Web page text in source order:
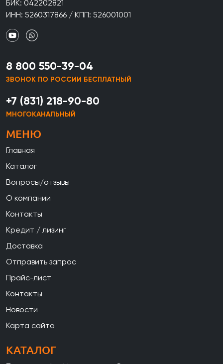
БИК: 042202821
ИНН: 5260317866 / КПП: 526001001
8 800 550-39-04
ЗВОНОК ПО РОССИИ БЕСПЛАТНЫЙ
+7 (831) 218-90-80
МНОГОКАНАЛЬНЫЙ
МЕНЮ
Главная
Каталог
Вопросы/отзывы
О компании
Контакты
Кредит / лизинг
Доставка
Отправить запрос
Прайс-лист
Контакты
Новости
Карта сайта
КАТАЛОГ